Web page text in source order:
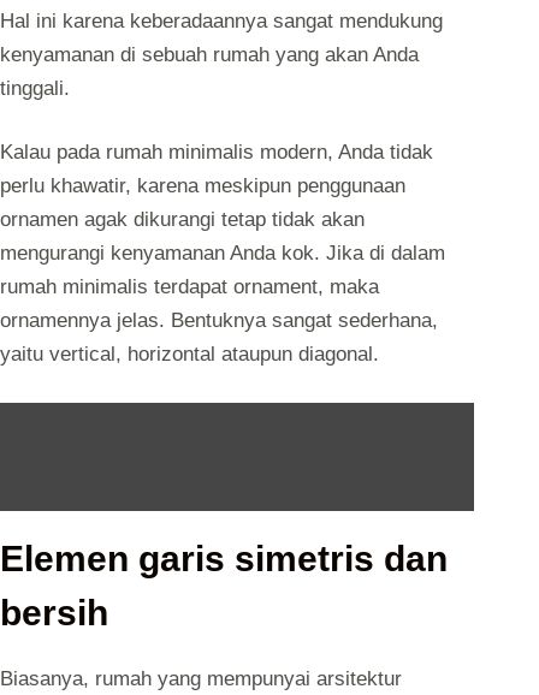
Hal ini karena keberadaannya sangat mendukung
kenyamanan di sebuah rumah yang akan Anda
tinggali.
Kalau pada rumah minimalis modern, Anda tidak
perlu khawatir, karena meskipun penggunaan
ornamen agak dikurangi tetap tidak akan
mengurangi kenyamanan Anda kok. Jika di dalam
rumah minimalis terdapat ornament, maka
ornamennya jelas. Bentuknya sangat sederhana,
yaitu vertical, horizontal ataupun diagonal.
Elemen garis simetris dan
bersih
Biasanya, rumah yang mempunyai arsitektur